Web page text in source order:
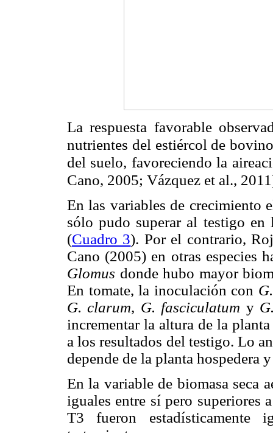
La respuesta favorable
nutrientes del estiércol de
del suelo, favoreciendo la
Cano, 2005; Vázquez et al.,
En las variables de
sólo pudo superar al testigo
(Cuadro 3). Por el contrario,
Cano (2005) en otras especies
Glomus donde hubo mayor
En tomate, la inoculación con
G. clarum, G. fasciculatum y
incrementar la altura de la
a los resultados del testigo. Lo
depende de la planta hospedera
En la variable de biomasa seca
iguales entre sí pero superiores
T3 fueron